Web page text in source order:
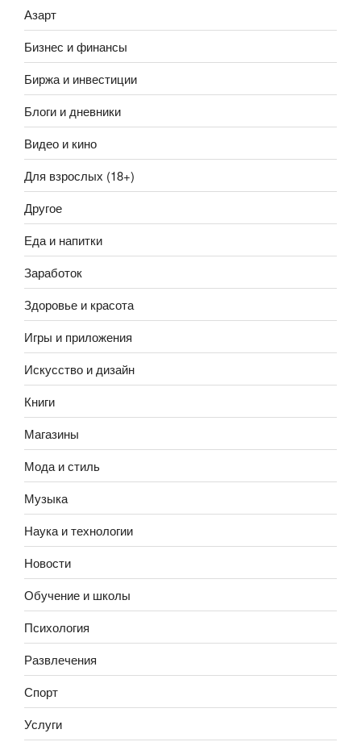
Азарт
Бизнес и финансы
Биржа и инвестиции
Блоги и дневники
Видео и кино
Для взрослых (18+)
Другое
Еда и напитки
Заработок
Здоровье и красота
Игры и приложения
Искусство и дизайн
Книги
Магазины
Мода и стиль
Музыка
Наука и технологии
Новости
Обучение и школы
Психология
Развлечения
Спорт
Услуги